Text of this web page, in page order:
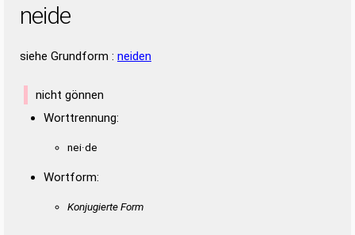
neide
siehe Grundform : neiden
nicht gönnen
Worttrennung:
nei·de
Wortform:
Konjugierte Form